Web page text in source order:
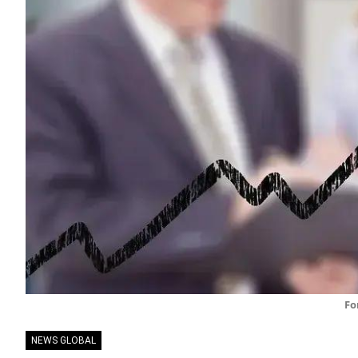
NEWS GLOBAL